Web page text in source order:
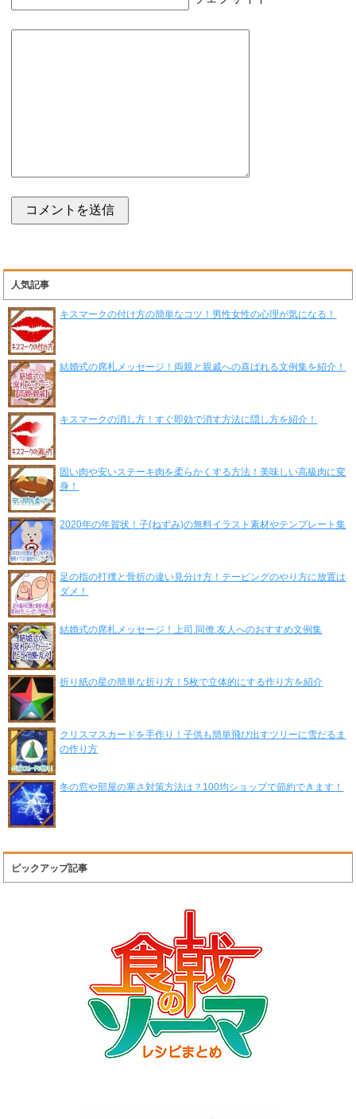
人気記事
キスマークの付け方の簡単なコツ！男性女性の心理が気になる！
結婚式の席札メッセージ！両親と親戚への喜ばれる文例集を紹介！
キスマークの消し方！すぐ即効で消す方法に隠し方を紹介！
固い肉や安いステーキ肉を柔らかくする方法！美味しい高級肉に変
身！
2020年の年賀状！子(ねずみ)の無料イラスト素材やテンプレート集
足の指の打撲と骨折の違い見分け方！テーピングのやり方に放置は
ダメ！
結婚式の席札メッセージ！上司.同僚.友人へのおすすめ文例集
折り紙の星の簡単な折り方！5枚で立体的にする作り方を紹介
クリスマスカードを手作り！子供も簡単飛び出すツリーに雪だるま
の作り方
冬の窓や部屋の寒さ対策方法は？100均ショップで節約できます！
ピックアップ記事